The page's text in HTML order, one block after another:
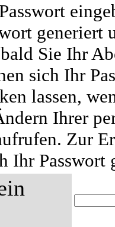
generiert
Sie Ihr
sich Ihr
lassen,
Ihrer
Zur
Ihr Passwort